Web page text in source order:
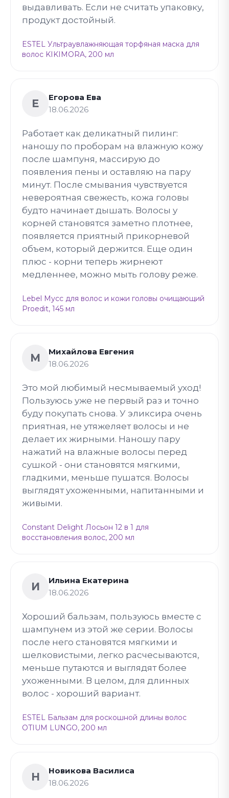
выдавливать. Если не считать упаковку,
продукт достойный.
ESTEL Ультраувлажняющая торфяная маска для
волос KIKIMORA, 200 мл
Е
Егорова Ева
18.06.2026
Работает как деликатный пилинг:
наношу по проборам на влажную кожу
после шампуня, массирую до
появления пены и оставляю на пару
минут. После смывания чувствуется
невероятная свежесть, кожа головы
будто начинает дышать. Волосы у
корней становятся заметно плотнее,
появляется приятный прикорневой
объем, который держится. Еще один
плюс - корни теперь жирнеют
медленнее, можно мыть голову реже.
Lebel Мусс для волос и кожи головы очищающий
Proedit, 145 мл
М
Михайлова Евгения
18.06.2026
Это мой любимый несмываемый уход!
Пользуюсь уже не первый раз и точно
буду покупать снова. У эликсира очень
приятная, не утяжеляет волосы и не
делает их жирными. Наношу пару
нажатий на влажные волосы перед
сушкой - они становятся мягкими,
гладкими, меньше пушатся. Волосы
выглядят ухоженными, напитанными и
живыми.
Constant Delight Лосьон 12 в 1 для
восстановления волос, 200 мл
И
Ильина Екатерина
18.06.2026
Хороший бальзам, пользуюсь вместе с
шампунем из этой же серии. Волосы
после него становятся мягкими и
шелковистыми, легко расчесываются,
меньше путаются и выглядят более
ухоженными. В целом, для длинных
волос - хороший вариант.
ESTEL Бальзам для роскошной длины волос
OTIUM LUNGO, 200 мл
Н
Новикова Василиса
18.06.2026